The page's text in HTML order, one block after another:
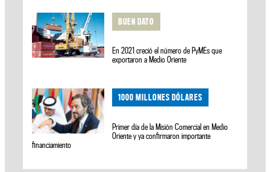
BUEN DATO
En 2021 creció el número de PyMEs que
exportaron a Medio Oriente
1000 MILLONES DÓLARES
Primer día de la Misión Comercial en Medio
Oriente y ya confirmaron importante
financiamiento